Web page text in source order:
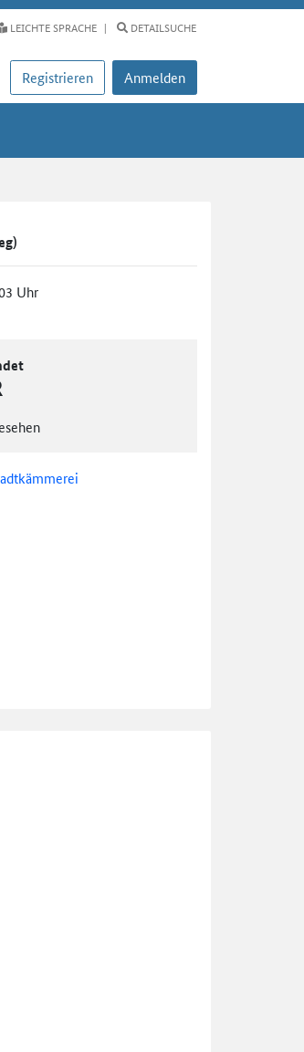
LEICHTE SPRACHE DETAILSUCHE
Registrieren Anmelden
Uhr